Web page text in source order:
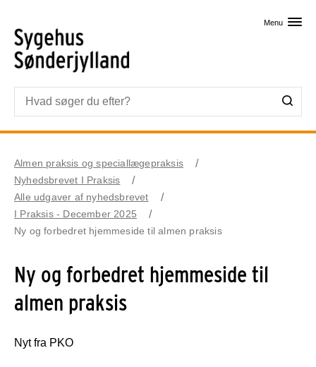
Menu
Almen praksis og speciallægepraksis
Nyhedsbrevet I Praksis
Alle udgaver af nyhedsbrevet
I Praksis - December 2025
Ny og forbedret hjemmeside til almen praksis
Ny og forbedret hjemmeside til
almen praksis
Nyt fra PKO